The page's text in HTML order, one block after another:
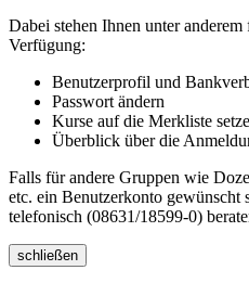
Dabei stehen Ihnen unter
Verfügung:
Benutzerprofil und
Passwort ändern
Kurse auf die Merkliste
Überblick über die
Falls für andere Gruppen wie
etc. ein Benutzerkonto gewünscht
telefonisch (08631/18599-0)
schließen